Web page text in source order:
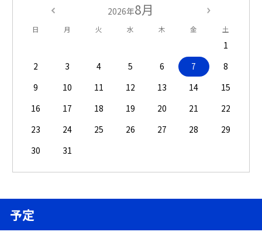
2026年8月
日 月 火 水 木 金 土
1
2
3 4 5 6 7
8
9
10 11 12 13 14
15
16
17 18 19 20 21
22
23
24 25 26 27 28
29
30
31
予定